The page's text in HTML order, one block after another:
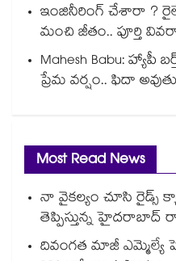
ఇంజినీరింగ్ చేశారా ?
మంచి జీతం.. పూర్తి
Mahesh Babu: హ్యాపీ
ప్రేమ వర్షం.. ఫిదా
Most Read News
నా వైకల్యం చూసి రైడ్స్
తెప్పిస్తున్న
దివంగత మాజీ ఎమ్మెల్యే